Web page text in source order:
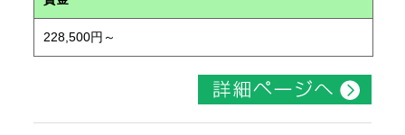
228,500円～